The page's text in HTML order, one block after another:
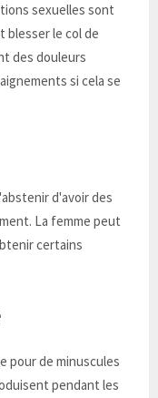
sexuelles sont
blesser le col de
des douleurs
si cela se
d'avoir des
La femme peut
certains
pour de minuscules
pendant les